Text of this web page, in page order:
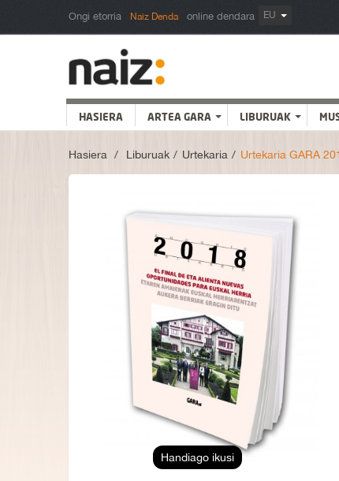
Ongi etorria Naiz Denda online dendara EU
HASIERA ARTEA GARA LIBURUAK
Hasiera > Liburuak > Urtekaria > Urtekaria GARA
Handiago ikusi